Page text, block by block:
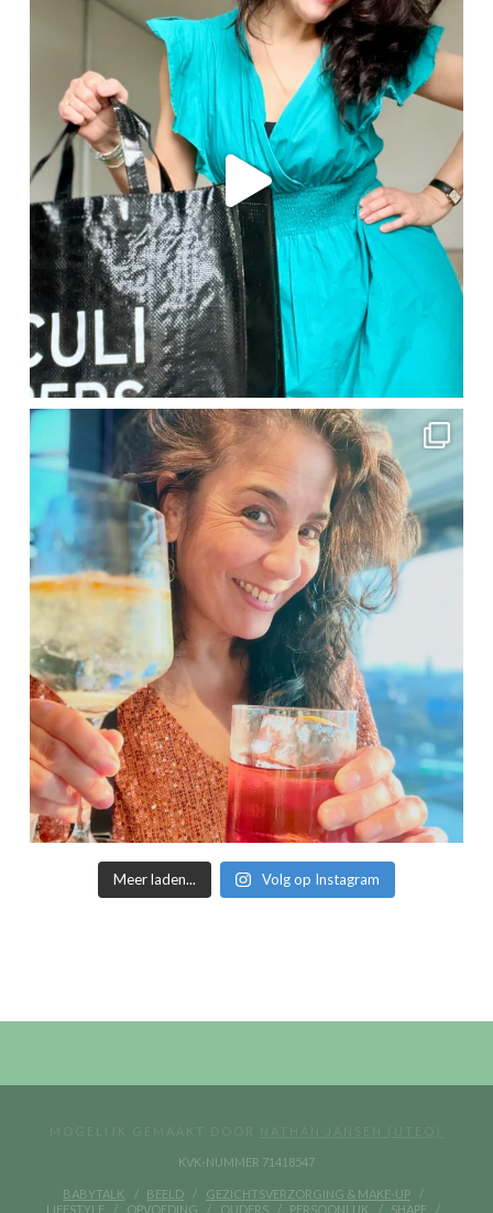
Meer laden... Volg op Instagram
KVK-NUMMER 71418547
BABYTALK BEELD
GEZICHTSVERZORGING & MAKE-UP
LIFESTYLE
OPVOEDING OUDERS PERSOONLIJK SHAPE